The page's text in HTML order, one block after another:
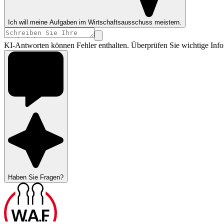
Ich will meine Aufgaben im Wirtschaftsausschuss meistern.
KI-Antworten können Fehler enthalten. Überprüfen Sie wichtige
Haben Sie Fragen?